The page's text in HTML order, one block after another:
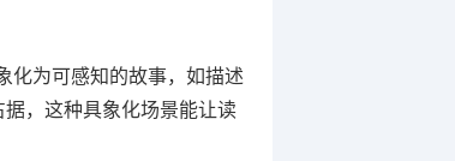
化为可感知的故事，如描述
，这种具象化场景能让读